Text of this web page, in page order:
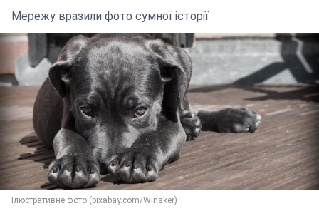
Мережу вразили фото сумної історії
Ілюстративне фото (pixabay.com/Winsker)